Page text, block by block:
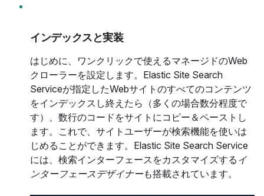
インデックスと実装
はじめに、ワンクリックで使えるマネージドのWeb
クローラーを設定します。Elastic Site Search
Serviceが指定したWebサイトのすべてのコンテンツ
をインデックスし終えたら（多くの場合数分程度で
す）、数行のコードをサイトにコピー＆ペーストし
ます。これで、サイトユーザーが検索機能を使いは
じめることができます。Elastic Site Search Service
には、検索インターフェースをカスタマイズする イ
ンターフェースデザイナーも搭載されています。